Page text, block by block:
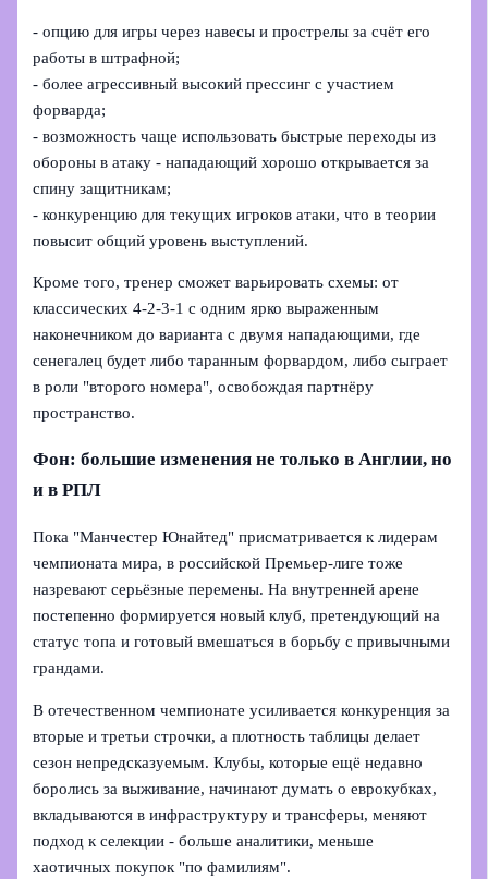
- опцию для игры через навесы и прострелы за счёт его
работы в штрафной;
- более агрессивный высокий прессинг с участием
форварда;
- возможность чаще использовать быстрые переходы из
обороны в атаку - нападающий хорошо открывается за
спину защитникам;
- конкуренцию для текущих игроков атаки, что в теории
повысит общий уровень выступлений.
Кроме того, тренер сможет варьировать схемы: от
классических 4-2-3-1 с одним ярко выраженным
наконечником до варианта с двумя нападающими, где
сенегалец будет либо таранным форвардом, либо сыграет
в роли "второго номера", освобождая партнёру
пространство.
Фон: большие изменения не только в Англии, но
и в РПЛ
Пока "Манчестер Юнайтед" присматривается к лидерам
чемпионата мира, в российской Премьер‑лиге тоже
назревают серьёзные перемены. На внутренней арене
постепенно формируется новый клуб, претендующий на
статус топа и готовый вмешаться в борьбу с привычными
грандами.
В отечественном чемпионате усиливается конкуренция за
вторые и третьи строчки, а плотность таблицы делает
сезон непредсказуемым. Клубы, которые ещё недавно
боролись за выживание, начинают думать о еврокубках,
вкладываются в инфраструктуру и трансферы, меняют
подход к селекции - больше аналитики, меньше
хаотичных покупок "по фамилиям".